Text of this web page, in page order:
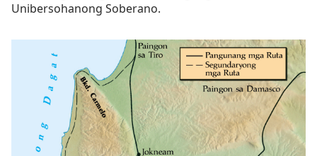
Unibersohanong Soberano.